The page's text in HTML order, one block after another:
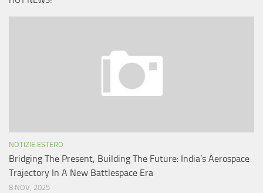
NOTIZIE ESTERO
Bridging The Present, Building The Future: India’s Aerospace
Trajectory In A New Battlespace Era
8 NOV, 2025